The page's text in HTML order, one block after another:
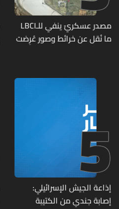
مصدر عسكريّ ينفي للـLBCI
ما نُقل عن خرائط وصور عُرِضت
تحت الأرض
5
إذاعة الجيش الإسرائيلي:
إصابة جندي من الكتيبة